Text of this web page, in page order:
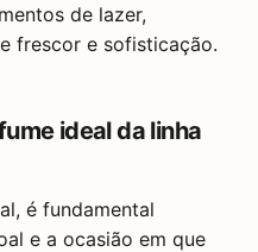
de lazer,
frescor e sofisticação.
ideal da linha
é fundamental
e a ocasião em que